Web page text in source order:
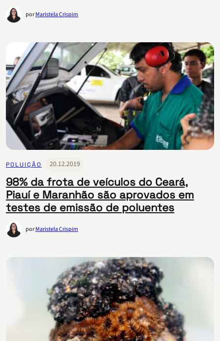
porMaristela Crispim
POLUIÇÃO 20.12.2019
98% da frota de veículos do Ceará,
Piauí e Maranhão são aprovados em
testes de emissão de poluentes
porMaristela Crispim